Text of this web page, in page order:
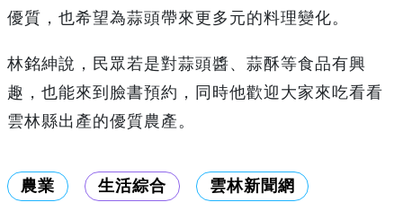
優質，也希望為蒜頭帶來更多元的料理變化。
林銘紳說，民眾若是對蒜頭醬、蒜酥等食品有興
趣，也能來到臉書預約，同時他歡迎大家來吃看看
雲林縣出產的優質農產。
農業 生活綜合 雲林新聞網